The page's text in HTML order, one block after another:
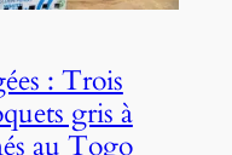
: Trois
gris à
au Togo